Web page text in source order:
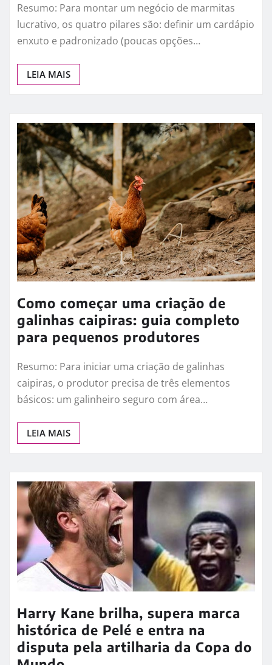
Como montar um negócio de
marmitas: guia completo para
vender comida caseira
Resumo: Para montar um negócio de marmitas
lucrativo, os quatro pilares são: definir um cardápio
enxuto e padronizado (poucas opções…
LEIA MAIS
Como começar uma criação de
galinhas caipiras: guia completo
para pequenos produtores
Resumo: Para iniciar uma criação de galinhas
caipiras, o produtor precisa de três elementos
básicos: um galinheiro seguro com área…
LEIA MAIS